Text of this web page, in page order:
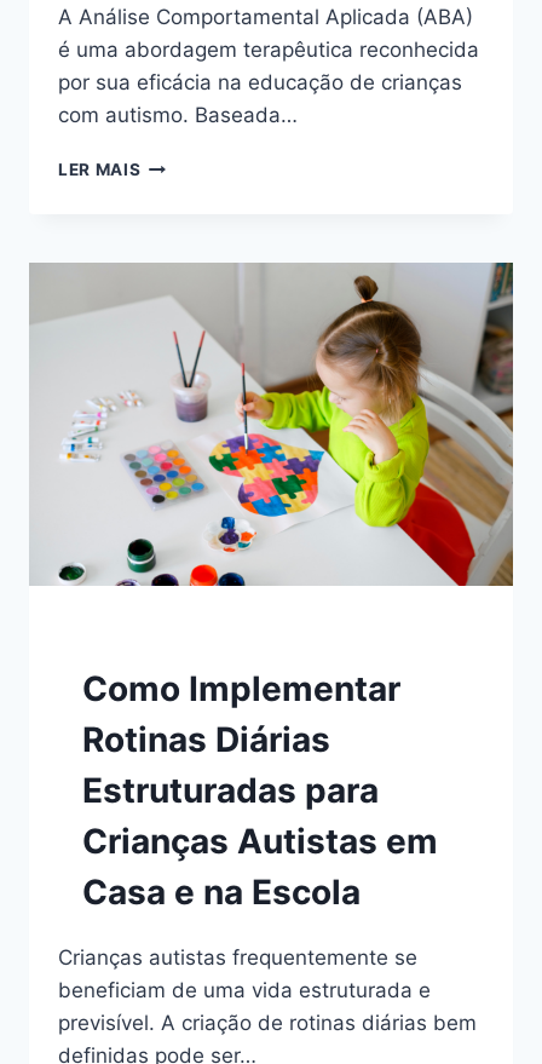
A Análise Comportamental Aplicada (ABA)
é uma abordagem terapêutica reconhecida
por sua eficácia na educação de crianças
com autismo. Baseada…
LER MAIS ABA
COMO
CASA
NA
ESCOLA
Como Implementar
Rotinas Diárias
Estruturadas para
Crianças Autistas em
Casa e na Escola
Crianças autistas frequentemente se
beneficiam de uma vida estruturada e
previsível. A criação de rotinas diárias bem
definidas pode ser…